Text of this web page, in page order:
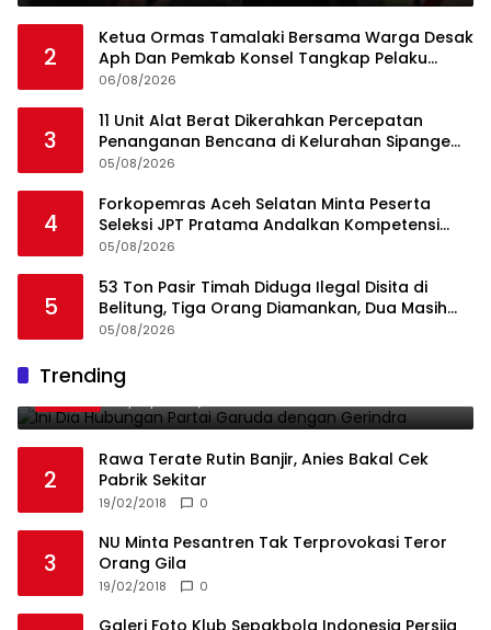
2
Ketua Ormas Tamalaki Bersama Warga Desak
Aph Dan Pemkab Konsel Tangkap Pelaku
Angkut Cangkang Sawit Overload, Truk PT KAP
06/08/2026
3
11 Unit Alat Berat Dikerahkan Percepatan
Penanganan Bencana di Kelurahan Sipange
Kecamatan Tukka
05/08/2026
4
Forkopemras Aceh Selatan Minta Peserta
Seleksi JPT Pratama Andalkan Kompetensi
dan Integritas, Bukan Kedekatan
05/08/2026
5
53 Ton Pasir Timah Diduga Ilegal Disita di
Belitung, Tiga Orang Diamankan, Dua Masih
Diburu
05/08/2026
Trending
1
Gerindra
2
Rawa Terate Rutin Banjir, Anies Bakal Cek
Pabrik Sekitar
19/02/2018 0
3
NU Minta Pesantren Tak Terprovokasi Teror
Orang Gila
19/02/2018 0